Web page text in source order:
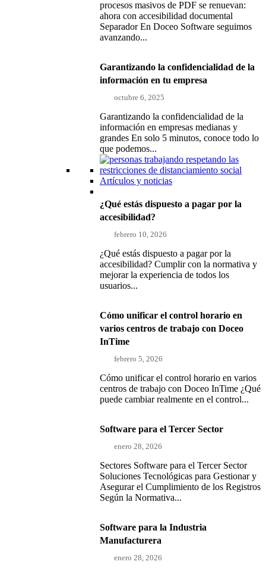
procesos masivos de PDF se renuevan:
ahora con accesibilidad documental
Separador En Doceo Software seguimos
avanzando...
Garantizando la confidencialidad de la
información en tu empresa
octubre 6, 2025
Garantizando la confidencialidad de la
información en empresas medianas y
grandes En solo 5 minutos, conoce todo lo
que podemos...
Artículos y noticias
¿Qué estás dispuesto a pagar por la
accesibilidad?
febrero 10, 2026
¿Qué estás dispuesto a pagar por la
accesibilidad? Cumplir con la normativa y
mejorar la experiencia de todos los
usuarios...
Cómo unificar el control horario en
varios centros de trabajo con Doceo
InTime
febrero 5, 2026
Cómo unificar el control horario en varios
centros de trabajo con Doceo InTime ¿Qué
puede cambiar realmente en el control...
Software para el Tercer Sector
enero 28, 2026
Sectores Software para el Tercer Sector
Soluciones Tecnológicas para Gestionar y
Asegurar el Cumplimiento de los Registros
Según la Normativa...
Software para la Industria
Manufacturera
enero 28, 2026